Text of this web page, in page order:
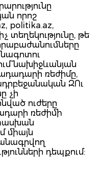
որոշ
politika.az,
տեղեկությունը, թե
նախիջևանյան
ռեժիմը,
ԶՈւ
չի
ուժերը
ռեժիմի
միայն
դեպքում: